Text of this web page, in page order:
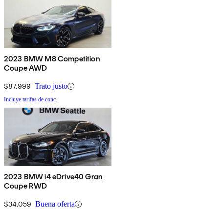
2023 BMW M8 Competition
Coupe AWD
$87,999 Trato justo
Incluye tarifas de conc.
2023 BMW i4 eDrive40 Gran
Coupe RWD
$34,059 Buena oferta